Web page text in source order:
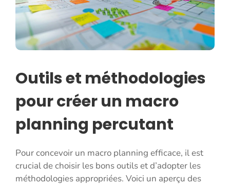
Outils et méthodologies
pour créer un macro
planning percutant
Pour concevoir un macro planning efficace, il est
crucial de choisir les bons outils et d’adopter les
méthodologies appropriées. Voici un aperçu des